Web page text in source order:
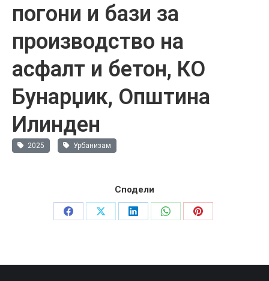
погони и бази за
производство на
асфалт и бетон, КО
Бунарџик, Општина
Илинден
2025 Урбанизам
Сподели
Share
Share
Share
Share
Share